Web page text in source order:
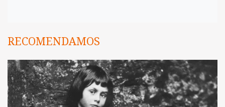
RECOMENDAMOS